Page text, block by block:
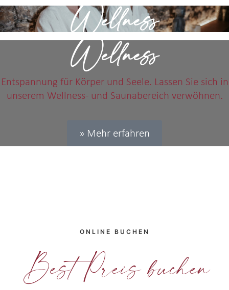
Wellness
Wellness
Entspannung für Körper und Seele. Lassen Sie sich in
unserem Wellness- und Saunabereich verwöhnen.
» Mehr erfahren
ONLINE BUCHEN
Best Preis buchen